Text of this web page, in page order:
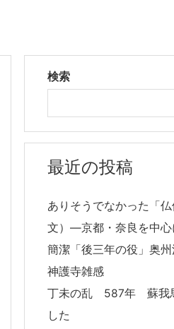
検索
最近の投稿
ありそうでなかった「
文）―京都・奈良を中心
簡潔「後三年の役」奥
神護寺雑感
丁未の乱 587年 蘇我
した